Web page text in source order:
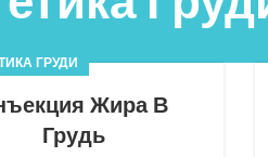
ГРУДИ
Жира В
Грудь